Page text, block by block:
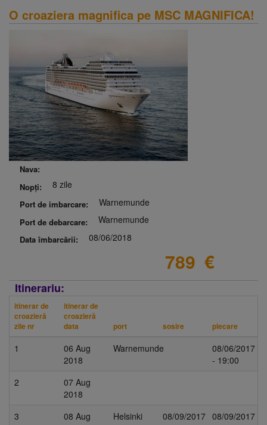
O croaziera magnifica pe MSC MAGNIFICA!
Nava:
Nopți:
8 zile
Port de imbarcare: Warnemunde
Port de debarcare: Warnemunde
Data îmbarcării: 08/06/2018
789 €
Itinerariu:
itinerar de
croazieră
zile nr
itinerar de
croazieră
data
port sosire plecare
1
06 Aug
2018
Warnemunde
08/06/2017
- 19:00
2
07 Aug
2018
3
08 Aug
Helsinki
08/09/2017 08/09/2017